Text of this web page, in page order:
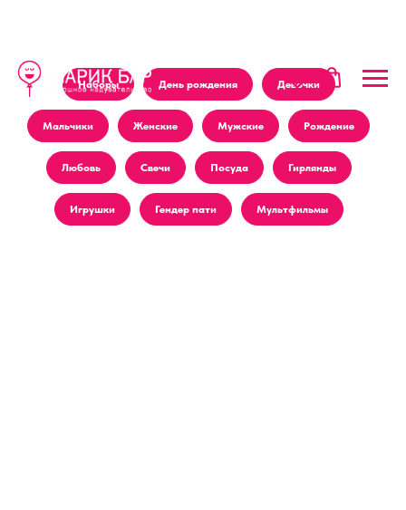
Наборы День рождения Девочки
Мальчики Женские Мужские Рождение
Любовь Свечи Посуда Гирлянды
Игрушки Гендер пати Мультфильмы